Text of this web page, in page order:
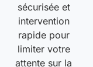
sécurisée et
intervention
rapide pour
limiter votre
attente sur la